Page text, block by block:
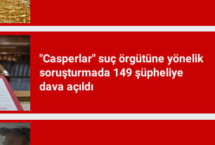
"Casperlar" suç örgütüne yönelik
soruşturmada 149 şüpheliye
dava açıldı